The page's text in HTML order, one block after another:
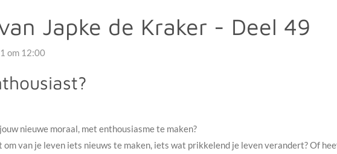
Japke de Kraker - Deel 49
om 12:00
nieuwe moraal, met enthousiasme te maken?
om van je leven iets nieuws te maken, iets wat prikkelend je leven verandert? Of